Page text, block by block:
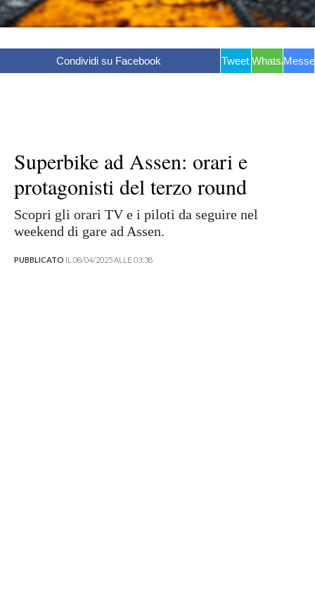
Condividi su Facebook Tweet WhatsApp
Superbike ad Assen: orari e
protagonisti del terzo round
Scopri gli orari TV e i piloti da seguire nel
weekend di gare ad Assen.
PUBBLICATO IL 08/04/2025 ALLE 03:38